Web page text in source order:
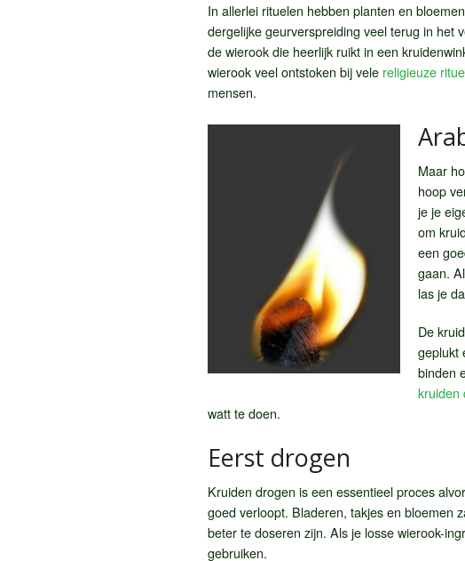
In allerlei rituelen hebben planten en
dergelijke geurverspreiding veel terug in het
de wierook die heerlijk ruikt in een
wierook veel ontstoken bij vele religieuze
mensen.
Maar
hoop
je je
om
een
gaan.
las je
De
geplukt
binden
kruiden
watt te doen.
Eerst drogen
Kruiden drogen is een essentieel proces
goed verloopt. Bladeren, takjes en bloemen
beter te doseren zijn. Als je losse wierook-
gebruiken.